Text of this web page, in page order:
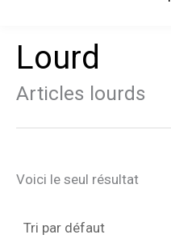
Lourd
Articles lourds
Voici le seul résultat